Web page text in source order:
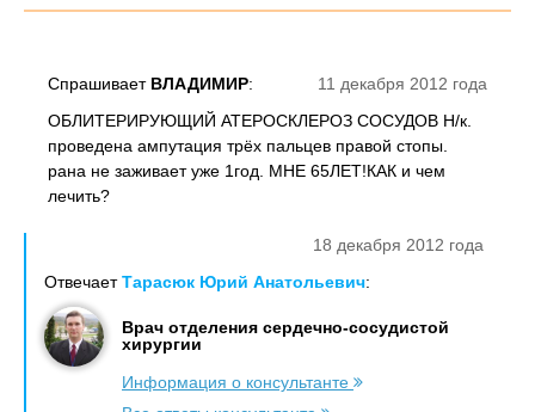
11 декабря 2012 года
Спрашивает ВЛАДИМИР:
ОБЛИТЕРИРУЮЩИЙ АТЕРОСКЛЕРОЗ СОСУДОВ Н/к.
проведена ампутация трёх пальцев правой стопы.
рана не заживает уже 1год. МНЕ 65ЛЕТ!КАК и чем
лечить?
18 декабря 2012 года
ОтвечаетТарасюк Юрий Анатольевич:
Врач отделения сердечно-сосудистой
хирургии
Информация о консультанте